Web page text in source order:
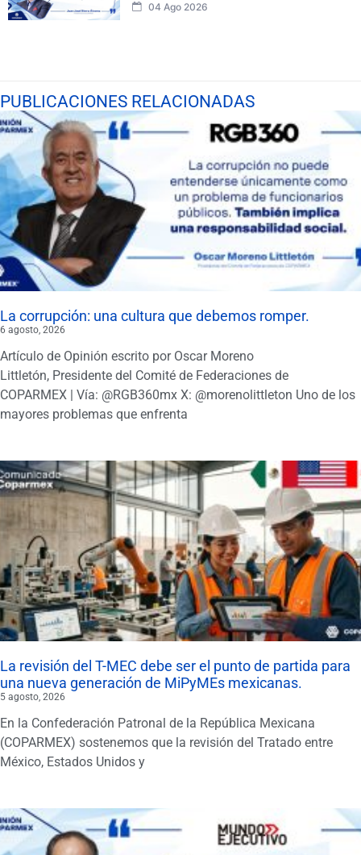
04 Ago 2026
PUBLICACIONES RELACIONADAS
La corrupción: una cultura que debemos romper.
6 agosto, 2026
Artículo de Opinión escrito por Oscar Moreno
Littletón, Presidente del Comité de Federaciones de
COPARMEX | Vía: @RGB360mx X: @morenolittleton Uno de los
mayores problemas que enfrenta
La revisión del T-MEC debe ser el punto de partida para
una nueva generación de MiPyMEs mexicanas.
5 agosto, 2026
En la Confederación Patronal de la República Mexicana
(COPARMEX) sostenemos que la revisión del Tratado entre
México, Estados Unidos y